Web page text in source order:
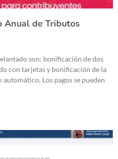
Anual de Tributos
son: bonificación de dos
con tarjetas y bonificación de la
Los pagos se pueden